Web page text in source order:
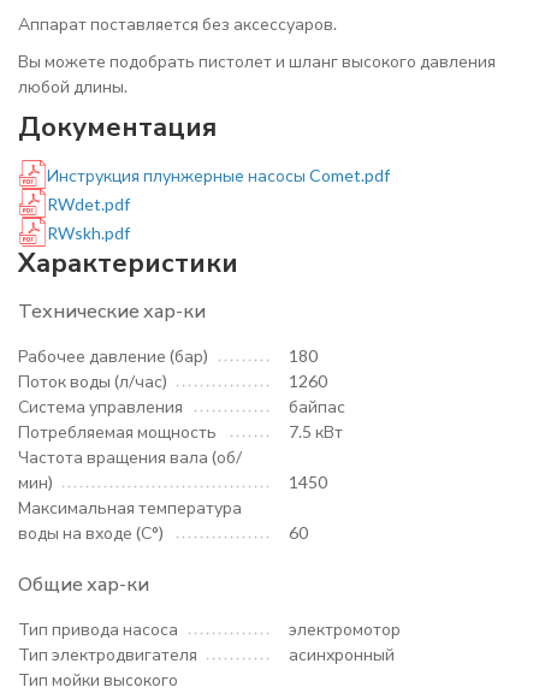
Аппарат поставляется без аксессуаров.
Вы можете подобрать пистолет и шланг высокого давления
любой длины.
Документация
Инструкция плунжерные насосы Comet.pdf
RWdet.pdf
RWskh.pdf
Характеристики
Технические хар-ки
Рабочее давление (бар)
180
Поток воды (л/час)
1260
Система управления
байпас
Потребляемая мощность
7.5 кВт
Частота вращения вала (об/
мин)
1450
Максимальная температура
воды на входе (С°)
60
Общие хар-ки
Тип привода насоса
электромотор
Тип электродвигателя
асинхронный
Тип мойки высокого